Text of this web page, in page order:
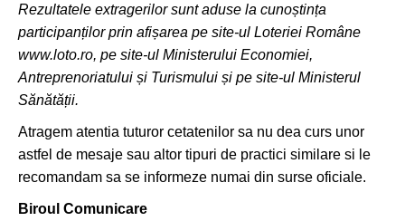
Rezultatele extragerilor sunt aduse la cunoștința
participanților prin afișarea pe site-ul Loteriei Române
www.loto.ro, pe site-ul Ministerului Economiei,
Antreprenoriatului și Turismului și pe site-ul Ministerul
Sănătății.
Atragem atentia tuturor cetatenilor sa nu dea curs unor
astfel de mesaje sau altor tipuri de practici similare si le
recomandam sa se informeze numai din surse oficiale.
Biroul Comunicare